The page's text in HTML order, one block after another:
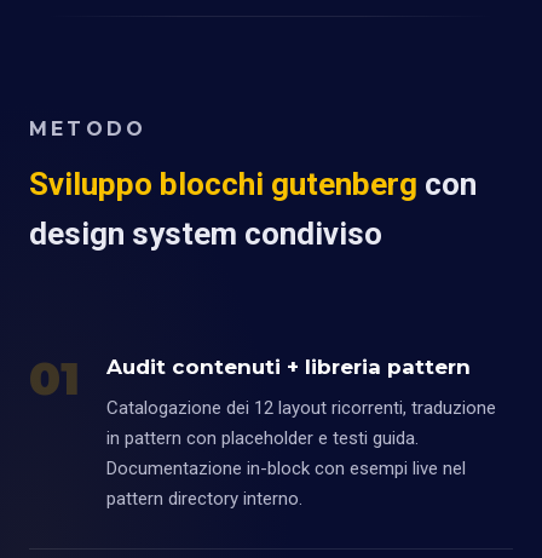
METODO
Sviluppo blocchi gutenberg con
design system condiviso
01 Audit contenuti + libreria pattern
Catalogazione dei 12 layout ricorrenti, traduzione
in pattern con placeholder e testi guida.
Documentazione in-block con esempi live nel
pattern directory interno.